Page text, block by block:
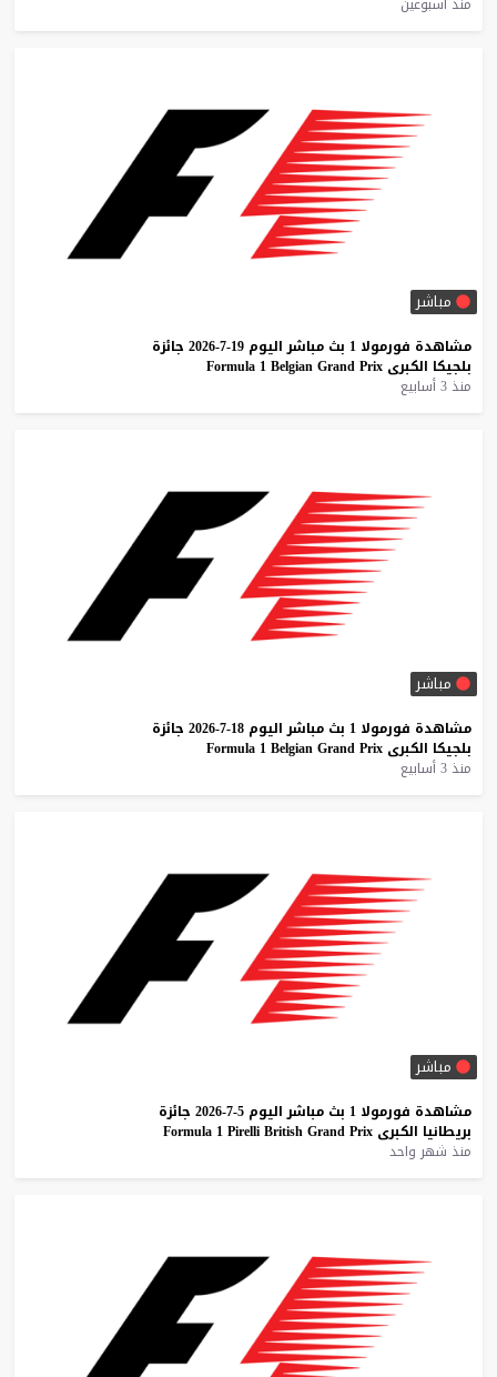
مباشر
مشاهدة فورمولا 1 بث مباشر اليوم 19-7-2026
جائزة
بلجيكا الكبرى Formula 1 Belgian Grand Prix
منذ 3 أسابيع
مباشر
مشاهدة فورمولا 1 بث مباشر اليوم 18-7-2026
جائزة
بلجيكا الكبرى Formula 1 Belgian Grand Prix
منذ 3 أسابيع
مباشر
مشاهدة فورمولا 1 بث مباشر اليوم 5-7-2026
جائزة
بريطانيا الكبرى Formula 1 Pirelli British Grand Prix
منذ شهر واحد